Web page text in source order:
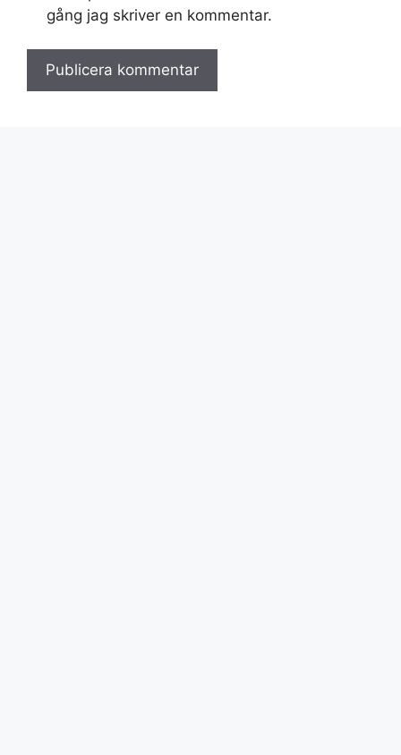
gång jag skriver en kommentar.